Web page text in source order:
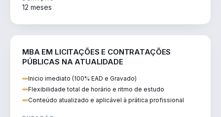
12 meses
MBA EM LICITAÇÕES E CONTRATAÇÕES
PÚBLICAS NA ATUALIDADE
Inicio imediato (100% EAD e Gravado)
Flexibilidade total de horário e ritmo de estudo
Conteúdo atualizado e aplicável à prática profissional